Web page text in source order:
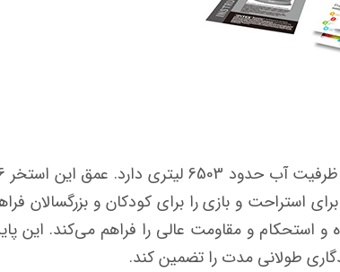
استراحت و بازی را برای کودکان و بزرگسالان
و مقاومت عالی را فراهم می‌کند. این
طولانی مدت را تضمین کند.